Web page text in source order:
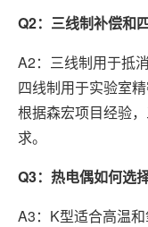
Q2：三线制补偿和
A2：三线制用于抵
四线制用于实验室
根据森宏项目经验
求。
Q3：热电偶如何选
A3：K型适合高温